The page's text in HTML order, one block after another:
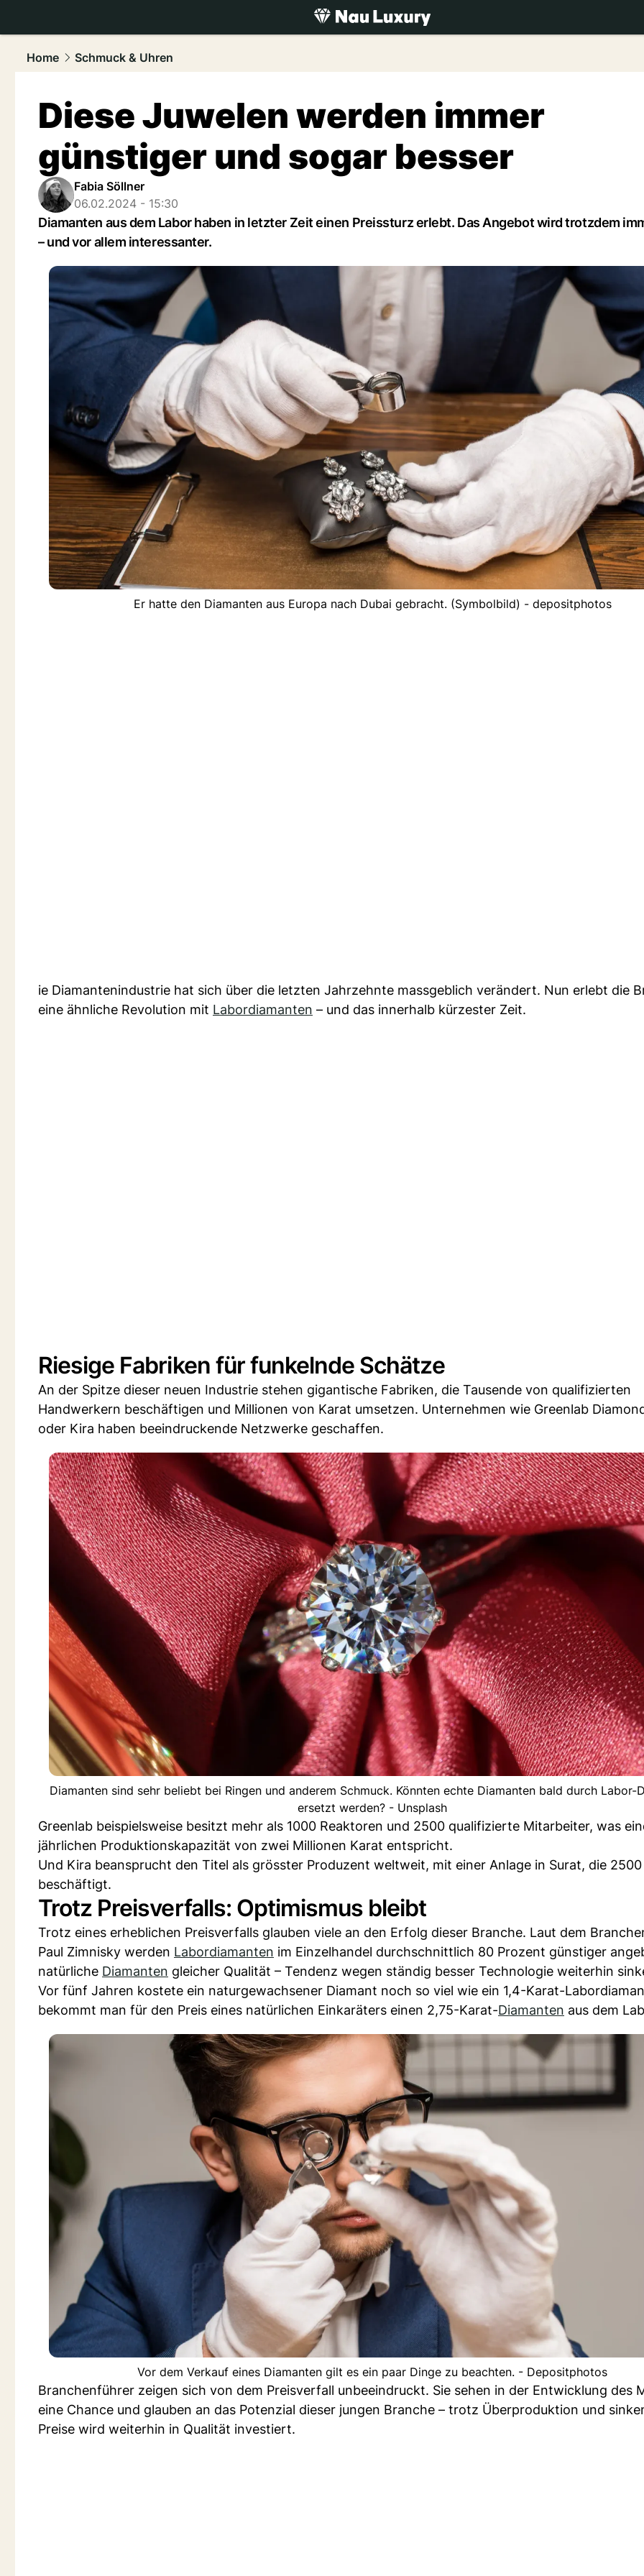
luxury.NAU.ch
Home
Schmuck & Uhren
Diese Juwelen werden immer
günstiger und sogar besser
Fabia Söllner
06.02.2024 - 15:30
Diamanten aus dem Labor haben in letzter Zeit einen Preissturz erlebt. Das Angebot wird trotzdem
– und vor allem interessanter.
Er hatte den Diamanten aus Europa nach Dubai gebracht. (Symbolbild) - depositphotos
ie Diamantenindustrie hat sich über die letzten Jahrzehnte massgeblich verändert. Nun erlebt die
eine ähnliche Revolution mit Labordiamanten – und das innerhalb kürzester Zeit.
Riesige Fabriken für funkelnde Schätze
An der Spitze dieser neuen Industrie stehen gigantische Fabriken, die Tausende von qualifizierten
Handwerkern beschäftigen und Millionen von Karat umsetzen. Unternehmen wie Greenlab
oder Kira haben beeindruckende Netzwerke geschaffen.
Diamanten sind sehr beliebt bei Ringen und anderem Schmuck. Könnten echte Diamanten bald durch Labor-
ersetzt werden? - Unsplash
Greenlab beispielsweise besitzt mehr als 1000 Reaktoren und 2500 qualifizierte Mitarbeiter, was
jährlichen Produktionskapazität von zwei Millionen Karat entspricht.
Und Kira beansprucht den Titel als grösster Produzent weltweit, mit einer Anlage in Surat, die
beschäftigt.
Trotz Preisverfalls: Optimismus bleibt
Trotz eines erheblichen Preisverfalls glauben viele an den Erfolg dieser Branche. Laut dem
Paul Zimnisky werden Labordiamanten im Einzelhandel durchschnittlich 80 Prozent günstiger
natürliche Diamanten gleicher Qualität – Tendenz wegen ständig besser Technologie weiterhin
Vor fünf Jahren kostete ein naturgewachsener Diamant noch so viel wie ein 1,4-Karat-
bekommt man für den Preis eines natürlichen Einkaräters einen 2,75-Karat-Diamanten aus dem
Vor dem Verkauf eines Diamanten gilt es ein paar Dinge zu beachten. - Depositphotos
Branchenführer zeigen sich von dem Preisverfall unbeeindruckt. Sie sehen in der Entwicklung des
eine Chance und glauben an das Potenzial dieser jungen Branche – trotz Überproduktion und
Preise wird weiterhin in Qualität investiert.